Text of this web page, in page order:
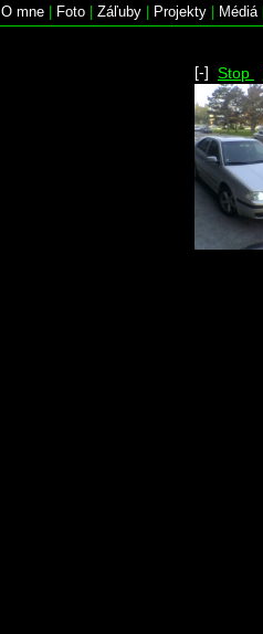
O mne Foto Záľuby Projekty Médiá|
[-] Stop